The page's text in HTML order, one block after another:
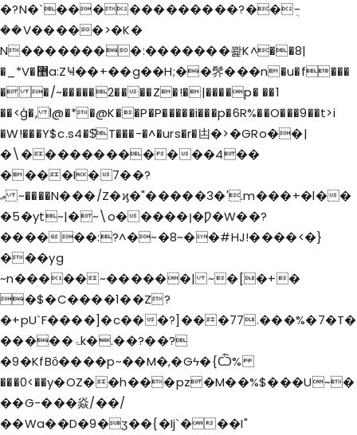
�?N�`������������?��ܴ-
��V�����>�K�
N��������:�������콽K^��8|
�_*V�޵a:ZҸ��+��g��H;��䯰���n�u�f���
� �/~�����2����Z�!�|����p� ��1
��<ģ�, l@�*�@K��P�P�����i���p�6R%��O���9��t>i
�W!���Y$c.s4�$̂T���-�^�urs�r�凷�>�GRo��|
�\������������4��
����I�7��?
ޢ ~����N���/Z�ϗ�"�����3�'.m���+�l��
�5�yt~|�~\o�����ן�Ƿ�W��?
������:?^�~�8~��#HJ!����<�}
���yg
~n�����~������| ~�[�+�
�$�C����1��Z?
�+pU`F����]�c���?]���77.���%�7�T�
�����ۃk�.��?��?
�9�KfBȏ����p~��M�,�Gϟ�{Ѽ%
���0<��y�OZ��h���pz�M��%$���U~�
��G-���焱/��/
��Wa��D�9�ӡ��{�Ij`���I"